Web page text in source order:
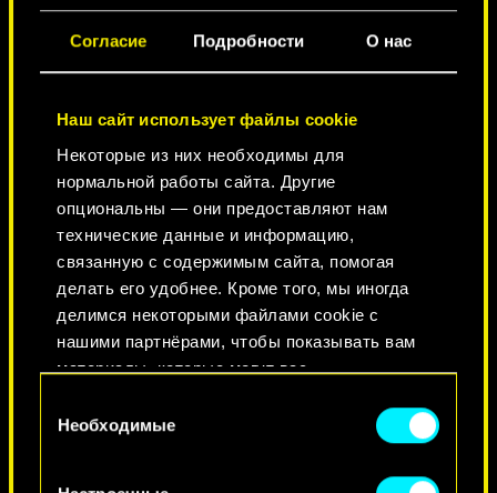
Согласие Подробности О нас
Наш сайт использует файлы cookie
Некоторые из них необходимы для
нормальной работы сайта. Другие
опциональны — они предоставляют нам
технические данные и информацию,
связанную с содержимым сайта, помогая
делать его удобнее. Кроме того, мы иногда
делимся некоторыми файлами cookie с
нашими партнёрами, чтобы показывать вам
материалы, которые могут вас
сетях. Однако все опциональные файлы
согласия
Необходимые
КРАСОТА НЕ УМИРАЕТ